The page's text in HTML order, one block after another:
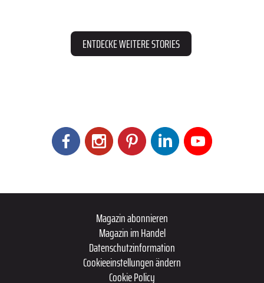
ENTDECKE WEITERE STORIES
Magazin abonnieren
Magazin im Handel
Datenschutzinformation
Cookieeinstellungen ändern
Cookie Policy